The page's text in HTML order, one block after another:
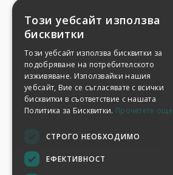
Този уебсайт използва
бисквитки
Този уебсайт използва бисквитки за
подобряване на потребителското
изживяване. Използвайки нашия
уебсайт, Вие се съгласявате с всички
бисквитки в съответствие с нашата
Политика за Бисквитки. Прочетете още
СТРОГО НЕОБХОДИМО
ЕФЕКТИВНОСТ